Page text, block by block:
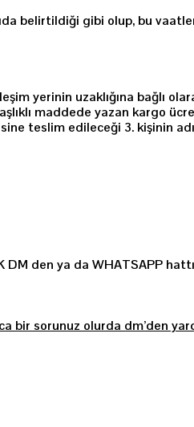
belirtildiği gibi olup, bu
yerinin uzaklığına bağlı
maddede yazan kargo
teslim edileceği 3. kişinin
DM den ya da WHATSAPP
bir sorunuz olurda dm’den